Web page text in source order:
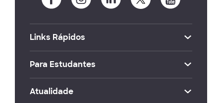
Links Rápidos
Para Estudantes
Atualidade